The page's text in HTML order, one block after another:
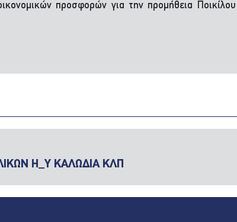
προσφορών για την προμήθεια
Η_Υ ΚΑΛΩΔΙΑ ΚΛΠ